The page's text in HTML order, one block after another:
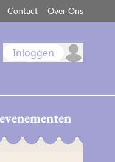
Contact Over Ons
Inloggen